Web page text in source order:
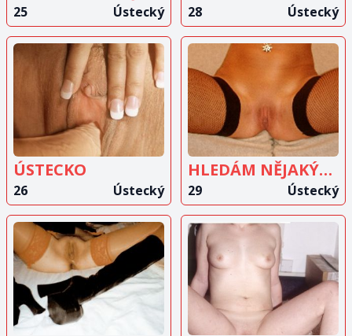
25 Ústecký 28 Ústecký
ZOBRAZIT
INZERÁT
ÚSTECKO
26 Ústecký
ZOBRAZIT
INZERÁT
HLEDÁM NĚJAKÝHO
29 Ústecký
ZOBRAZIT
INZERÁT
ZOBRAZIT
INZERÁT